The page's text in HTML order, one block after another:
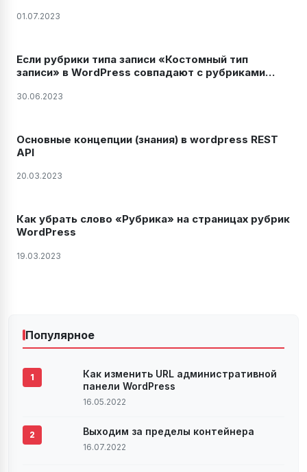
01.07.2023
Если рубрики типа записи «Костомный тип
записи» в WordPress совпадают с рубриками
30.06.2023
Основные концепции (знания) в wordpress REST
API
20.03.2023
Как убрать слово «Рубрика» на страницах рубрик
WordPress
19.03.2023
Популярное
1
Как изменить URL административной
панели WordPress
16.05.2022
2 Выходим за пределы контейнера
16.07.2022